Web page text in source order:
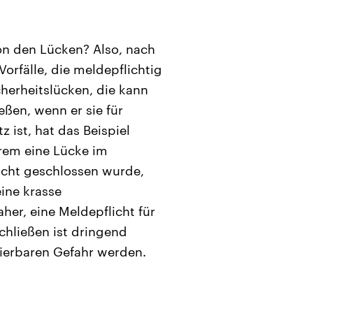
den Lücken? Also, nach
die meldepflichtig
die kann
wenn er sie für
ist, hat das Beispiel
eine Lücke im
geschlossen wurde,
krasse
eine Meldepflicht für
ist dringend
Gefahr werden.